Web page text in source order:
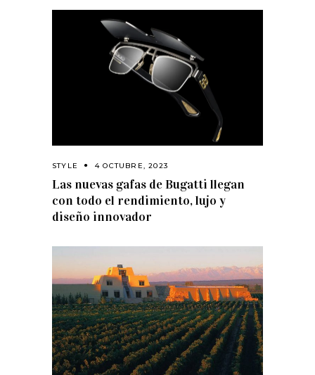
STYLE 4 OCTUBRE, 2023
Las nuevas gafas de Bugatti llegan
con todo el rendimiento, lujo y
diseño innovador